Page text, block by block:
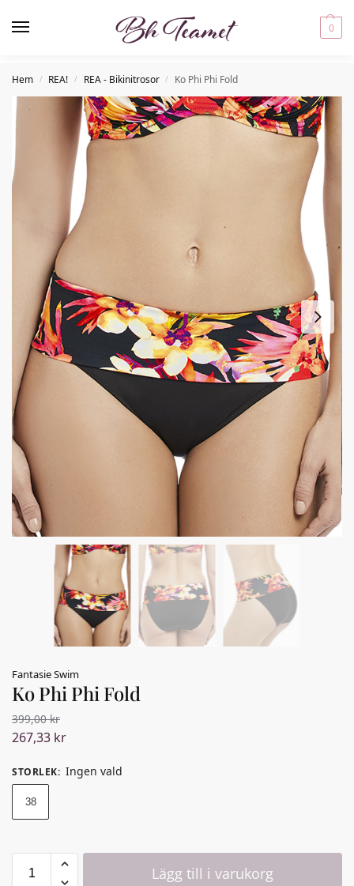
0
Hem / REA! / REA - Bikinitrosor / Ko Phi Phi Fold
Fantasie Swim
Ko Phi Phi Fold
399,00kr
267,33 kr
STORLEK: Ingen vald
38
Lägg till i varukorg